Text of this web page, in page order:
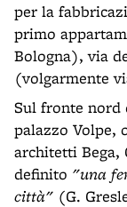
per la
primo
Bologna), via
(volgarmente
Sul fronte nord
palazzo Volpe,
architetti Bega,
definito "una
città" (G.